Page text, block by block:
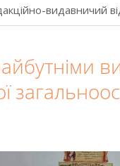
видавничий